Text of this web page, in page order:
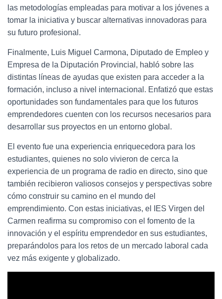
las metodologías empleadas para motivar a los jóvenes a
tomar la iniciativa y buscar alternativas innovadoras para
su futuro profesional.
Finalmente, Luis Miguel Carmona, Diputado de Empleo y
Empresa de la Diputación Provincial, habló sobre las
distintas líneas de ayudas que existen para acceder a la
formación, incluso a nivel internacional. Enfatizó que estas
oportunidades son fundamentales para que los futuros
emprendedores cuenten con los recursos necesarios para
desarrollar sus proyectos en un entorno global.
El evento fue una experiencia enriquecedora para los
estudiantes, quienes no solo vivieron de cerca la
experiencia de un programa de radio en directo, sino que
también recibieron valiosos consejos y perspectivas sobre
cómo construir su camino en el mundo del
emprendimiento. Con estas iniciativas, el IES Virgen del
Carmen reafirma su compromiso con el fomento de la
innovación y el espíritu emprendedor en sus estudiantes,
preparándolos para los retos de un mercado laboral cada
vez más exigente y globalizado.